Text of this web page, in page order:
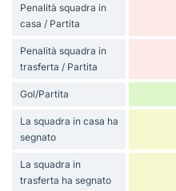
Penalità squadra in
casa / Partita
Penalità squadra in
trasferta / Partita
Gol/Partita
La squadra in casa ha
segnato
La squadra in
trasferta ha segnato